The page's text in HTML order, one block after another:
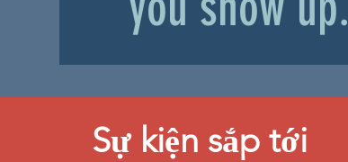
Sự kiện sắp tới